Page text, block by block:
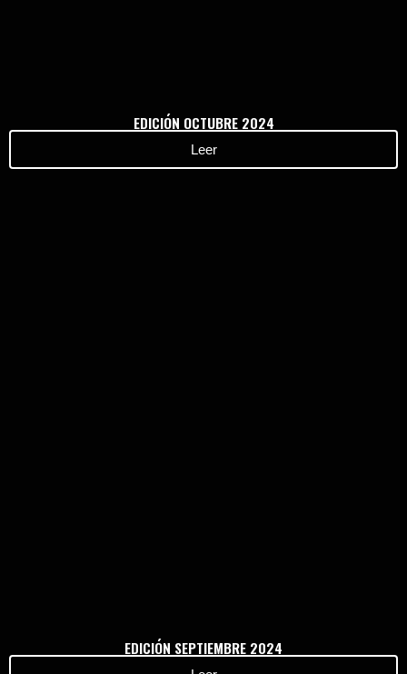
EDICIÓN OCTUBRE 2024
Leer
EDICIÓN SEPTIEMBRE 2024